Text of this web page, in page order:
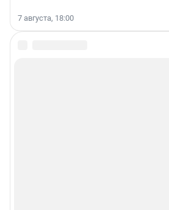
7 августа, 18:00